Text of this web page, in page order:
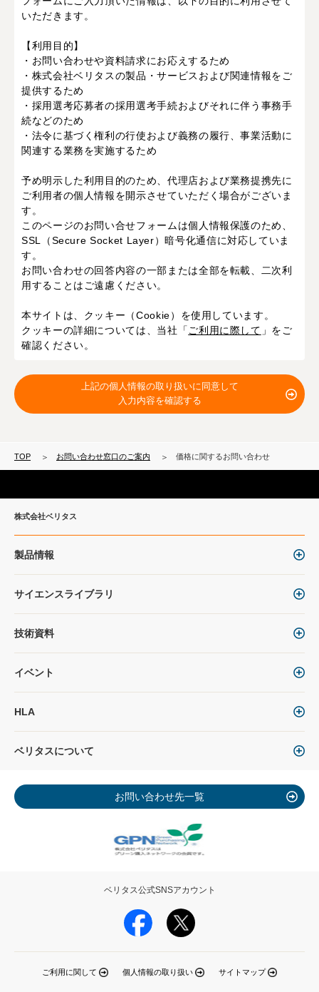
いただきます。
【利用目的】
・お問い合わせや資料請求にお応えするため
・株式会社ベリタスの製品・サービスおよび関連情報をご
提供するため
・採用選考応募者の採用選考手続およびそれに伴う事務手
続などのため
・法令に基づく権利の行使および義務の履行、事業活動に
関連する業務を実施するため
予め明示した利用目的のため、代理店および業務提携先に
ご利用者の個人情報を開示させていただく場合がございま
す。
このページのお問い合せフォームは個人情報保護のため、
SSL（Secure Socket Layer）暗号化通信に対応していま
す。
お問い合わせの回答内容の一部または全部を転載、二次利
用することはご遠慮ください。
本サイトは、クッキー（Cookie）を使用しています。
クッキーの詳細については、当社「 ご利用に際して 」をご
確認ください。
上記の個人情報の取り扱いに同意して
入力内容を確認する
TOP お問い合わせ窓口のご案内 価格に関するお問い合わせ
株式会社ベリタス
製品情報
サイエンスライブラリ
技術資料
イベント
HLA
ベリタスについて
お問い合わせ先一覧
ご利用に関して 個人情報の取り扱い サイトマップ
ベリタス公式SNSアカウント